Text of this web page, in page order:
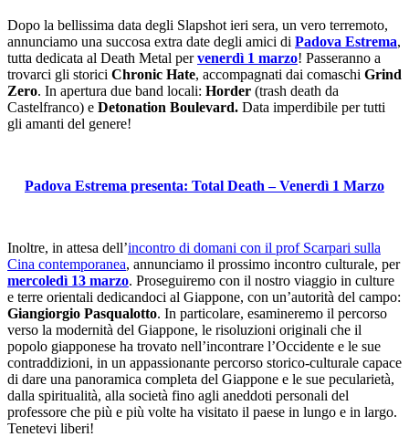
Dopo la bellissima data degli Slapshot ieri sera, un vero terremoto,
annunciamo una succosa extra date degli amici di Padova Estrema,
tutta dedicata al Death Metal pervenerdì 1 marzo! Passeranno a
trovarci gli storici Chronic Hate, accompagnati dai comaschi Grind
Zero. In apertura due band locali: Horder (trash death da
Castelfranco) e Detonation Boulevard. Data imperdibile per tutti
gli amanti del genere!
Padova Estrema presenta: Total Death – Venerdì 1 Marzo
Inoltre, in attesa dell’incontro di domani con il prof Scarpari sulla
Cina contemporanea, annunciamo il prossimo incontro culturale, per
mercoledì 13 marzo. Proseguiremo con il nostro viaggio in culture
e terre orientali dedicandoci al Giappone, con un’autorità del campo:
Giangiorgio Pasqualotto. In particolare, esamineremo il percorso
verso la modernità del Giappone, le risoluzioni originali che il
popolo giapponese ha trovato nell’incontrare l’Occidente e le sue
contraddizioni, in un appassionante percorso storico-culturale capace
di dare una panoramica completa del Giappone e le sue pecularietà,
dalla spiritualità, alla società fino agli aneddoti personali del
professore che più e più volte ha visitato il paese in lungo e in largo.
Tenetevi liberi!